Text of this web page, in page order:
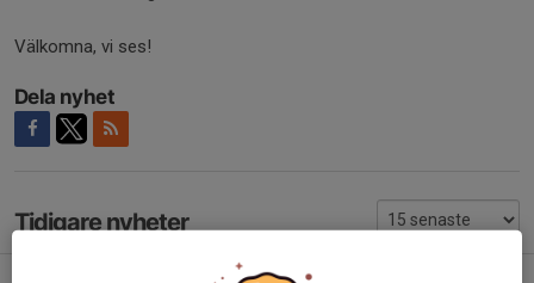
Välkomna, vi ses!
Dela nyhet
Tidigare nyheter